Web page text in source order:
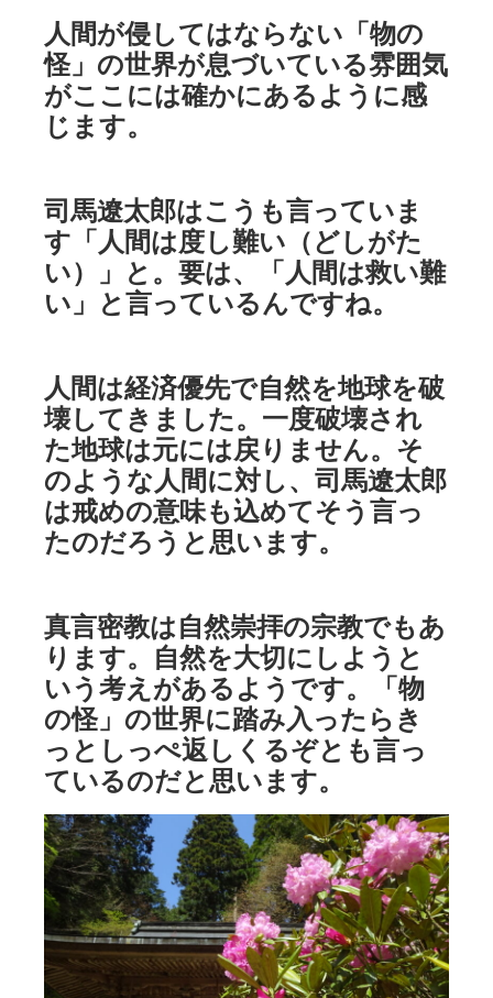
人間が侵してはならない「物の
怪」の世界が息づいている雰囲気
がここには確かにあるように感
じます。
司馬遼太郎はこうも言っていま
す「人間は度し難い（どしがた
い）」と。要は、「人間は救い難
い」と言っているんですね。
人間は経済優先で自然を地球を破
壊してきました。一度破壊され
た地球は元には戻りません。そ
のような人間に対し、司馬遼太郎
は戒めの意味も込めてそう言っ
たのだろうと思います。
真言密教は自然崇拝の宗教でもあ
ります。自然を大切にしようと
いう考えがあるようです。「物
の怪」の世界に踏み入ったらき
っとしっぺ返しくるぞとも言っ
ているのだと思います。